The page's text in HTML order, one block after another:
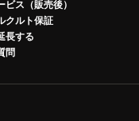
ビス（販売後）
クルト保証
長する
問